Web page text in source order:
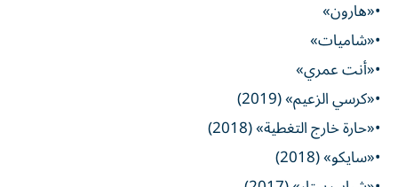
•«هارون»
•«شاميات»
•«أنت عمري»
•«كرسي الزعيم» (2019)
•«حارة خارج التغطية» (2018)
•«سايكو» (2018)